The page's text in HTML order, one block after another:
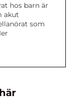
hos barn är
akut
som